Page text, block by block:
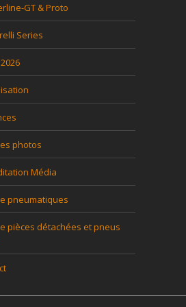
GT & Proto
Series
photos
Média
pneumatiques
pièces détachées et pneus